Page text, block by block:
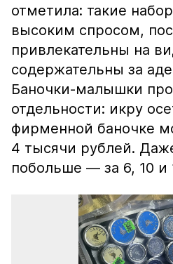
отметила: такие
высоким спросом,
привлекательны на
содержательны за
Баночки-малышки
отдельности: икру
фирменной баночке
4 тысячи рублей.
побольше — за 6, 10 и